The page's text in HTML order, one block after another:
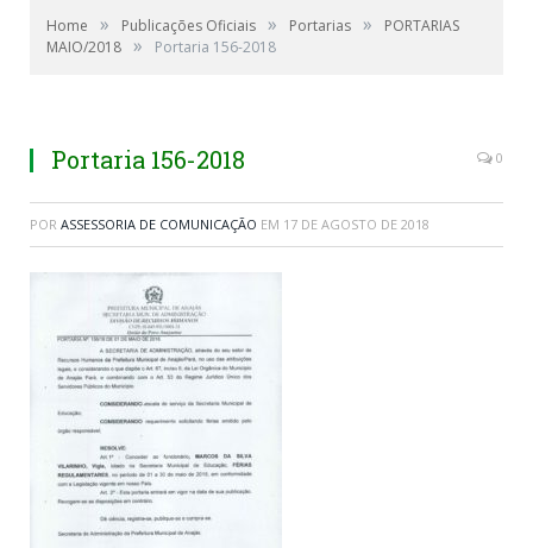
Home » Publicações Oficiais » Portarias »
PORTARIAS
MAIO/2018 » Portaria 156-2018
Portaria 156-2018 0
POR ASSESSORIA DE COMUNICAÇÃO EM 17 DE AGOSTO DE 2018